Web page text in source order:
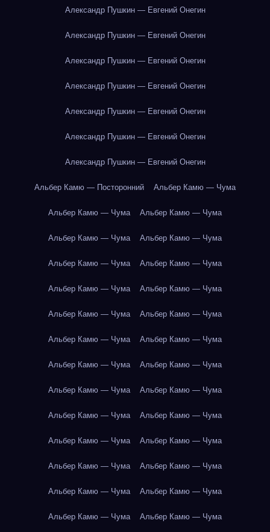
Александр Пушкин — Евгений Онегин
Александр Пушкин — Евгений Онегин
Александр Пушкин — Евгений Онегин
Александр Пушкин — Евгений Онегин
Александр Пушкин — Евгений Онегин
Александр Пушкин — Евгений Онегин
Александр Пушкин — Евгений Онегин
Альбер Камю — Посторонний Альбер Камю — Чума
Альбер Камю — Чума Альбер Камю — Чума
Альбер Камю — Чума Альбер Камю — Чума
Альбер Камю — Чума Альбер Камю — Чума
Альбер Камю — Чума Альбер Камю — Чума
Альбер Камю — Чума Альбер Камю — Чума
Альбер Камю — Чума Альбер Камю — Чума
Альбер Камю — Чума Альбер Камю — Чума
Альбер Камю — Чума Альбер Камю — Чума
Альбер Камю — Чума Альбер Камю — Чума
Альбер Камю — Чума Альбер Камю — Чума
Альбер Камю — Чума Альбер Камю — Чума
Альбер Камю — Чума Альбер Камю — Чума
Альбер Камю — Чума Альбер Камю — Чума